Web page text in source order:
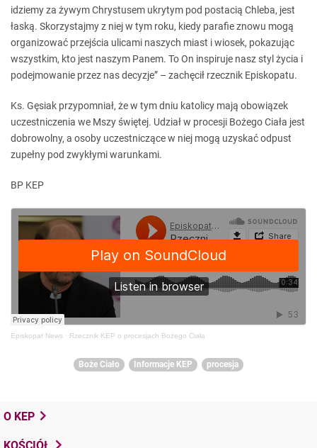
idziemy za żywym Chrystusem ukrytym pod postacią Chleba, jest
łaską. Skorzystajmy z niej w tym roku, kiedy parafie znowu mogą
organizować przejścia ulicami naszych miast i wiosek, pokazując
wszystkim, kto jest naszym Panem. To On inspiruje nasz styl życia i
podejmowanie przez nas decyzje” – zachęcił rzecznik Episkopatu.
Ks. Gęsiak przypomniał, że w tym dniu katolicy mają obowiązek
uczestniczenia we Mszy świętej. Udział w procesji Bożego Ciała jest
dobrowolny, a osoby uczestniczące w niej mogą uzyskać odpust
zupełny pod zwykłymi warunkami.
BP KEP
Episkopat News · Rzecznik KEP o procesjach Bożego Ciała
Boże Ciało Informacje KEP procesja
O KEP
KOŚCIÓŁ